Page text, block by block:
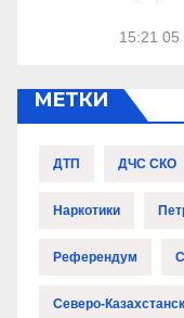
15:21 05
МЕТКИ
ДТП ДЧС СКО
Наркотики
Референдум
Северо-